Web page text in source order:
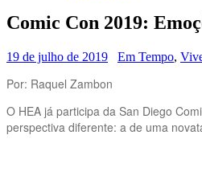
Comic Con 2019:
19 de julho de 2019 Em Tempo,
Por: Raquel Zambon
O HEA já participa da San Diego
perspectiva diferente: a de uma